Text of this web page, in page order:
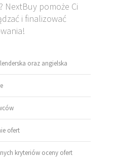
NextBuy pomoże Ci
i finalizować
oraz angielska
ofert
kryteriów oceny ofert